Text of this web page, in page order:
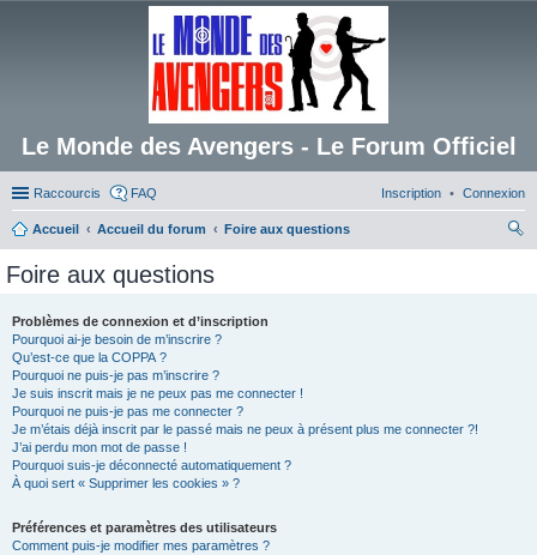
Le Monde des Avengers - Le Forum Officiel
Raccourcis FAQ Connexion
Inscription
Accueil Accueil du forum
Foire aux questions
Foire aux questions
Problèmes de connexion et d’inscription
Pourquoi ai-je besoin de m’inscrire ?
Qu’est-ce que la COPPA ?
Pourquoi ne puis-je pas m’inscrire ?
Je suis inscrit mais je ne peux pas me connecter !
Pourquoi ne puis-je pas me connecter ?
Je m’étais déjà inscrit par le passé mais ne peux à présent plus me connecter ?!
J’ai perdu mon mot de passe !
Pourquoi suis-je déconnecté automatiquement ?
À quoi sert « Supprimer les cookies » ?
Préférences et paramètres des utilisateurs
Comment puis-je modifier mes paramètres ?